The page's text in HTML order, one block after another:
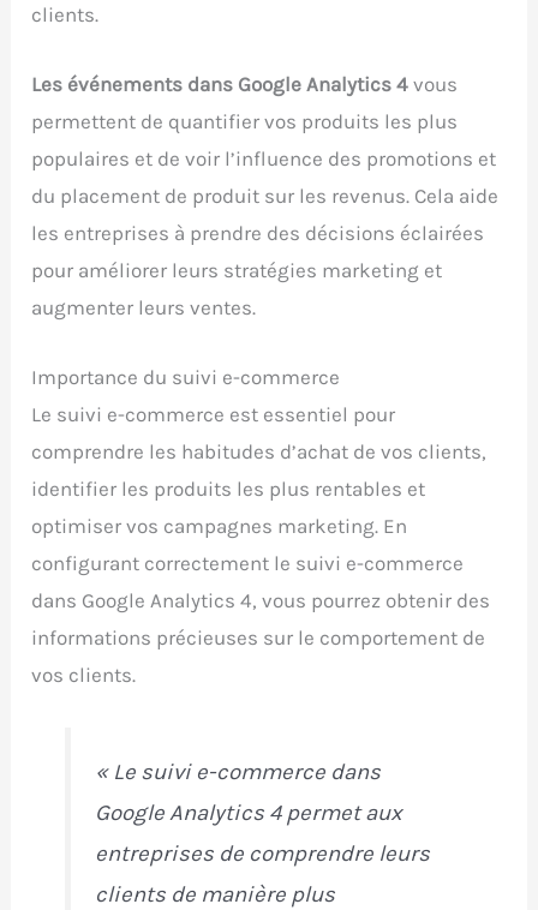
clients.
Les événements dans Google Analytics 4 vous
permettent de quantifier vos produits les plus
populaires et de voir l’influence des promotions et
du placement de produit sur les revenus. Cela aide
les entreprises à prendre des décisions éclairées
pour améliorer leurs stratégies marketing et
augmenter leurs ventes.
Importance du suivi e-commerce
Le suivi e-commerce est essentiel pour
comprendre les habitudes d’achat de vos clients,
identifier les produits les plus rentables et
optimiser vos campagnes marketing. En
configurant correctement le suivi e-commerce
dans Google Analytics 4, vous pourrez obtenir des
informations précieuses sur le comportement de
vos clients.
« Le suivi e-commerce dans
Google Analytics 4 permet aux
entreprises de comprendre leurs
clients de manière plus